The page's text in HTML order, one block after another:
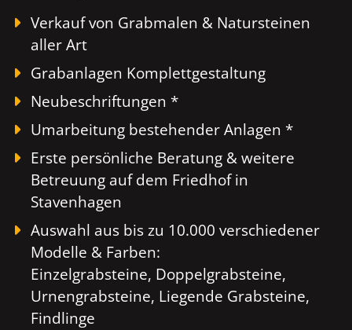
Verkauf von Grabmalen & Natursteinen
aller Art
Grabanlagen Komplettgestaltung
Neubeschriftungen *
Umarbeitung bestehender Anlagen *
Erste persönliche Beratung & weitere
Betreuung auf dem Friedhof in
Stavenhagen
Auswahl aus bis zu 10.000 verschiedener
Modelle & Farben:
Einzelgrabsteine, Doppelgrabsteine,
Urnengrabsteine, Liegende Grabsteine,
Findlinge